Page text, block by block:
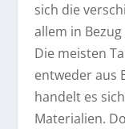
sich die
allem in
Die meisten
entweder aus
handelt es
Materialien.